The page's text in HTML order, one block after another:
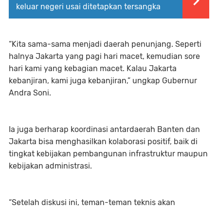
keluar negeri usai ditetapkan tersangka
“Kita sama-sama menjadi daerah penunjang. Seperti
halnya Jakarta yang pagi hari macet, kemudian sore
hari kami yang kebagian macet. Kalau Jakarta
kebanjiran, kami juga kebanjiran,” ungkap Gubernur
Andra Soni.
Ia juga berharap koordinasi antardaerah Banten dan
Jakarta bisa menghasilkan kolaborasi positif, baik di
tingkat kebijakan pembangunan infrastruktur maupun
kebijakan administrasi.
“Setelah diskusi ini, teman-teman teknis akan